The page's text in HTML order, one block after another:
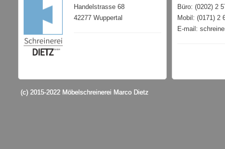
Handelstrasse 68
42277 Wuppertal
Büro: (0202) 2
Mobil: (0171) 2
E-mail:
(c) 2015-2022 Möbelschreinerei Marco Dietz